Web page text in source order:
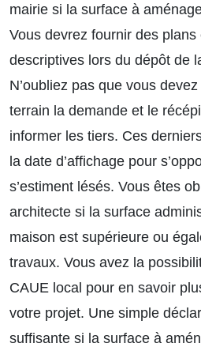
mairie si la surface à
Vous devrez fournir des
descriptives lors du dépôt de
N’oubliez pas que vous
terrain la demande et le
informer les tiers. Ces
la date d’affichage pour
s’estiment lésés. Vous êtes
architecte si la surface
maison est supérieure ou
travaux. Vous avez la
CAUE local pour en savoir
votre projet. Une simple
suffisante si la surface à